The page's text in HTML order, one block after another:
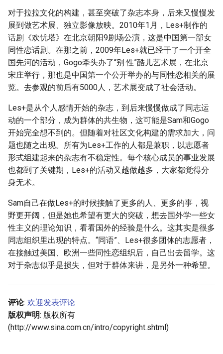
对于拉拉文化的构建，甚至突破了杂志本身，后来又慢慢发
展到做艺术展、独立影像放映。2010年1月，Les+制作的
话剧《欢忧塔》在北京朝阳9剧场公演，这是中国第一部女
同性恋话剧。在那之前，2009年Les+就已经干了一个开全
国先河的活动，Gogo牵头办了“别·性”酷儿艺术展，在北京
宋庄举行，那也是中国第一个公开举办的与同性恋相关的展
览。去参观的前后有5000人，艺术展变成了社会活动。
Les+是从个人感情开始的杂志，到后来慢慢做成了同志运
动的一个部分，成为群体的共生物，这可能是Sam和Gogo
开始完全想不到的。但随着对社区文化构建的需求加大，问
题也随之出现。所有为Les+工作的人都是兼职，以志愿者
形式组建起来的杂志有不稳定性。每个核心成员的事业发展
也都到了关键期，Les+的活动又越做越多，大家都觉得分
身无术。
Sam自己在做Les+的时候接触了更多的人、更多的事，视
野更开阔，但是她也希望有更大的突破，想去国外学一些女
性主义的理论知识，看看国外的经验是什么。这其实是很多
同志组织里出现的特点。“同语”、Les+很多团体的志愿者，
在接触过美国、欧洲一些同性恋组织后，自己出去留学。这
对于杂志似乎是损失，但对于群体来讲，是另外一种希望。
评论: 欢迎发表评论
版权声明: 版权所有
(http://www.sina.com.cn/intro/copyright.shtml)